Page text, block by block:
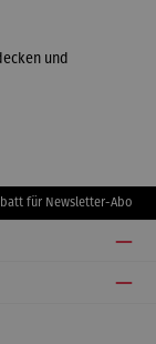
und
für Newsletter-Abo